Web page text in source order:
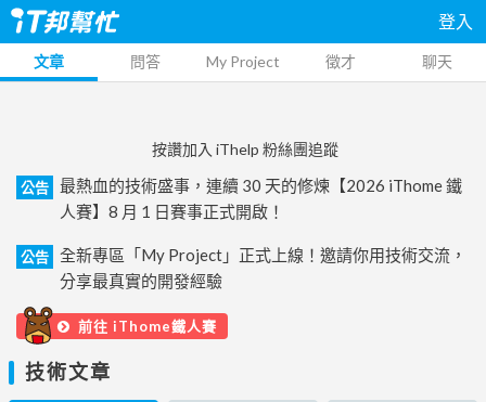
登入
文章 問答 My Project 徵才 聊天
按讚加入 iThelp 粉絲團追蹤
公告
最熱血的技術盛事，連續 30 天的修煉【2026 iThome 鐵
人賽】8 月 1 日賽事正式開啟！
公告
全新專區「My Project」正式上線！邀請你用技術交流，
分享最真實的開發經驗
前往 iThome鐵人賽
技術文章